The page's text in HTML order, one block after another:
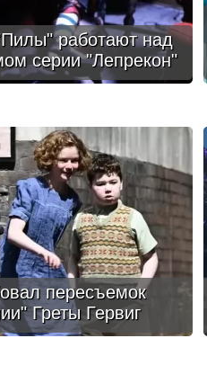
работают над
серии "Лепрекон"
пересъемок
Греты Гервиг